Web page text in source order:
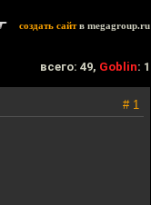
создать сайтв megagroup.ru
всего: 49, Goblin: 1
# 1